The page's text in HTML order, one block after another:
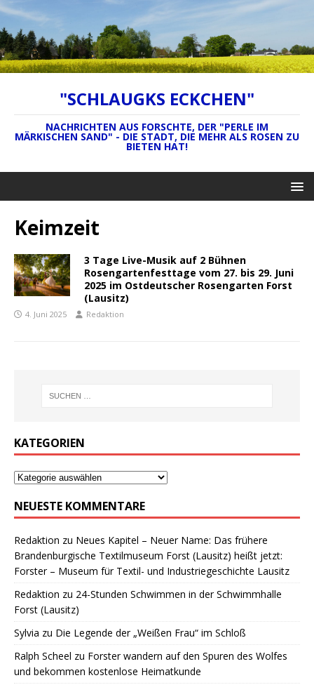
"SCHLAUGKS ECKCHEN"
NACHRICHTEN AUS FORSCHTE, DER "PERLE IM
MÄRKISCHEN SAND" - DIE STADT, DIE MEHR ALS ROSEN ZU
BIETEN HAT!
Keimzeit
3 Tage Live-Musik auf 2 Bühnen
Rosengartenfesttage vom 27. bis 29. Juni
2025 im Ostdeutscher Rosengarten Forst
(Lausitz)
4. Juni 2025 Redaktion
KATEGORIEN
NEUESTE KOMMENTARE
Redaktion zu Neues Kapitel – Neuer Name: Das frühere
Brandenburgische Textilmuseum Forst (Lausitz) heißt jetzt:
Forster – Museum für Textil- und Industriegeschichte Lausitz
Redaktion zu 24-Stunden Schwimmen in der Schwimmhalle
Forst (Lausitz)
Sylvia zu Die Legende der „Weißen Frau“ im Schloß
Ralph Scheel zu Forster wandern auf den Spuren des Wolfes
und bekommen kostenlose Heimatkunde